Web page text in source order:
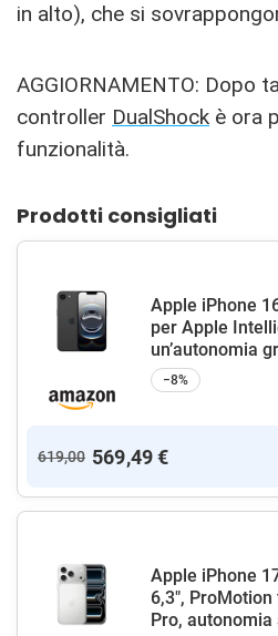
in alto), che si
AGGIORNAMENTO: Dopo
controller DualShock è ora
funzionalità.
Prodotti consigliati
Apple iPhone
per Apple
un’autonomia
−8%
619,00 569,49 €
Apple iPhone
6,3",
Pro, autonomia